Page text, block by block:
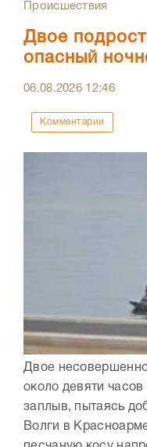
Происшествия
Двое
опасный
06.08.2026 12:46
Комментарии
Двое
около девяти
заплыв, пытаясь
Волги в